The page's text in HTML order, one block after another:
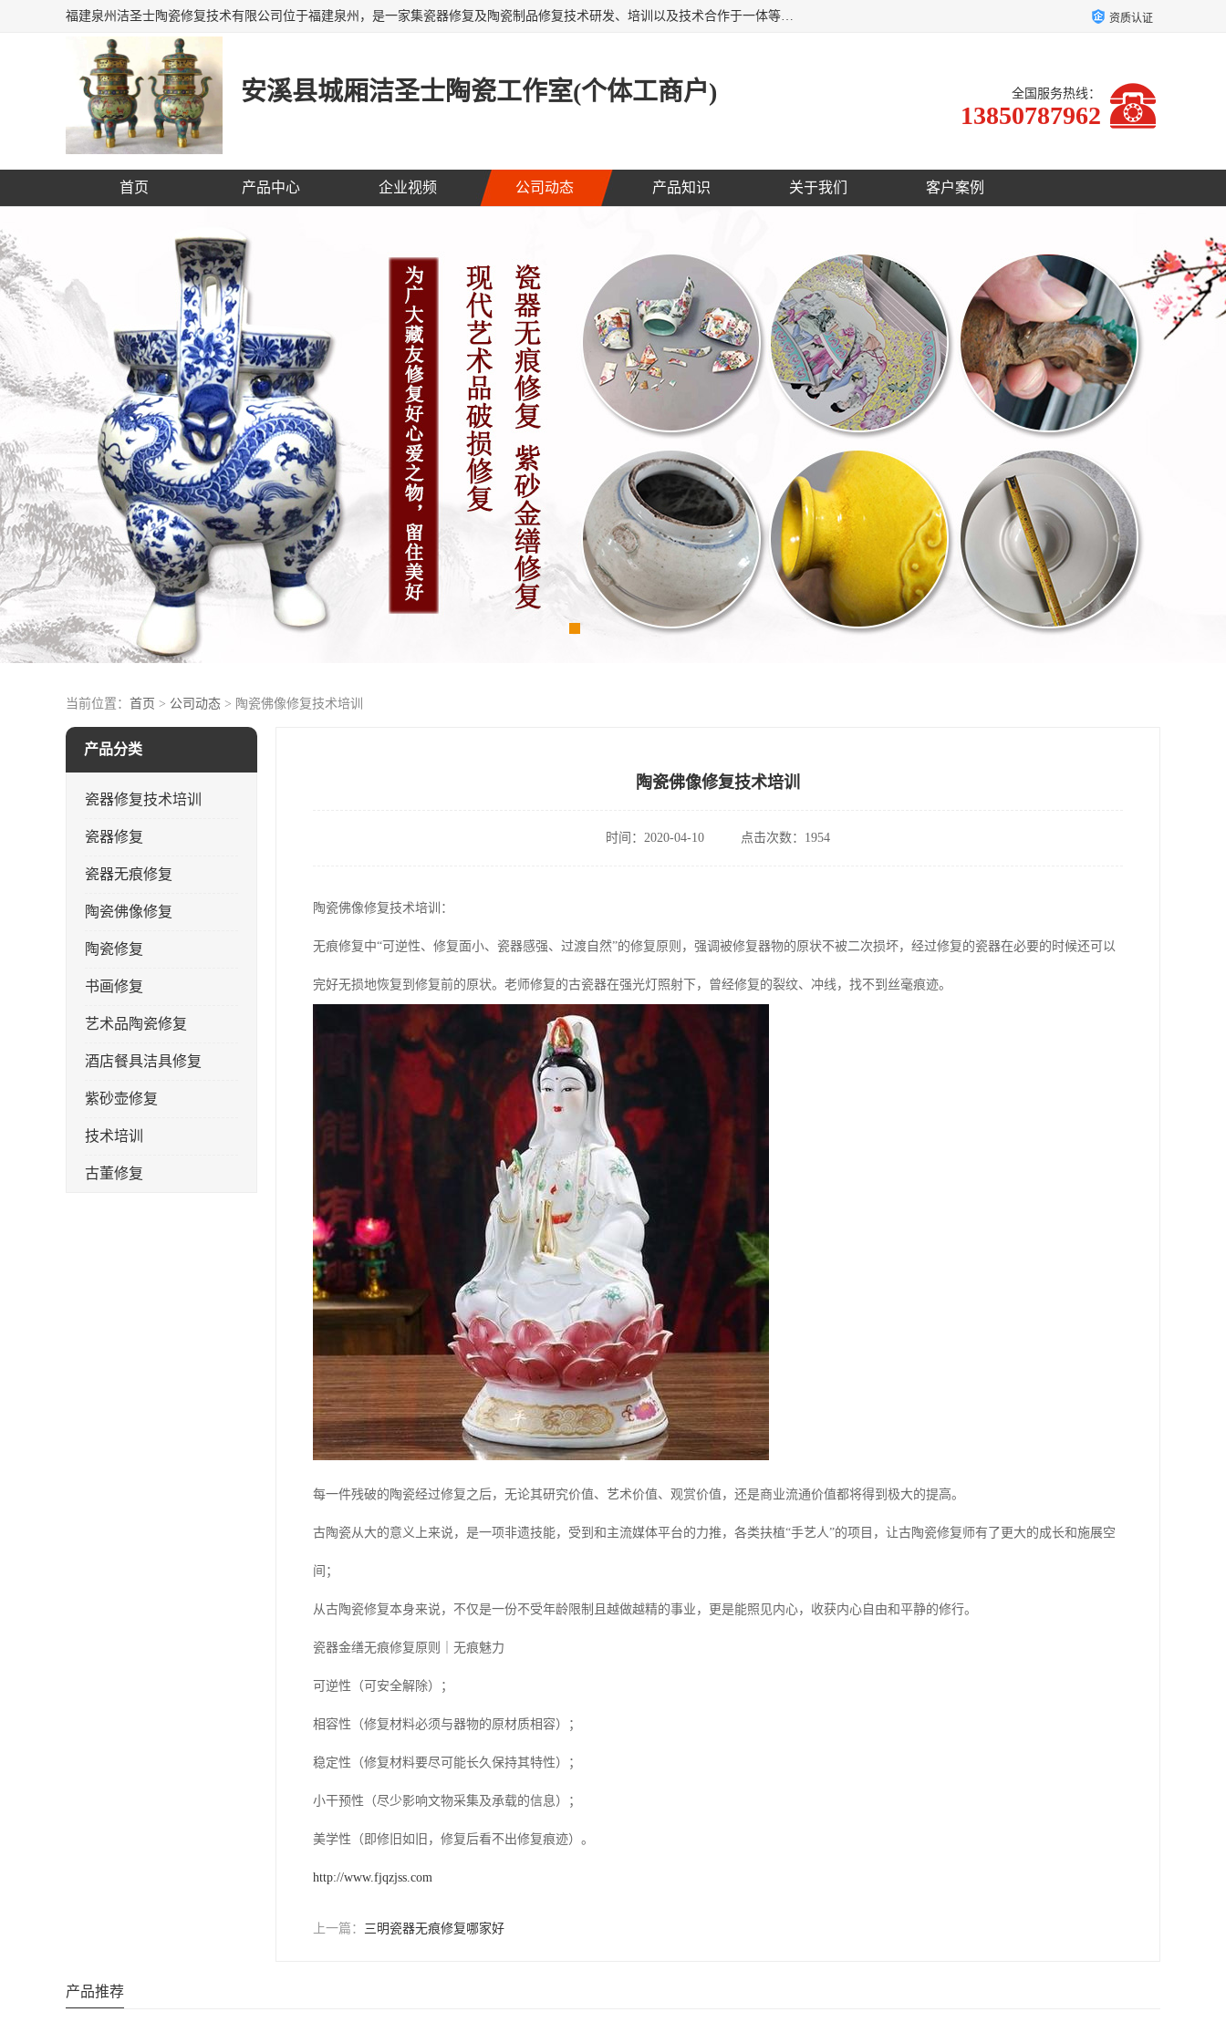
福建泉州洁圣士陶瓷修复技术有限公司位于福建泉州，是一家集瓷器修复及陶瓷制品修复技术研发、培训以及技术合作于一体等专业修复机构，公司主营：瓷器修复，陶瓷修复，瓷器无痕修复，陶瓷佛像修复，瓷器修复技术培训等。 洁圣士以全新的技术修复各种：古陶瓷、花瓶、餐具、工艺品、卫浴、颜色不一的金边、银边、花边，修复后基本无痕迹，修补成本低。丰富的经验为客户提供实用、优质服务！ 资质认证
安溪县城厢洁圣士陶瓷工作室(个体工商户) 全国服务热线：
13850787962
首页 产品中心 企业视频 公司动态 产品知识 关于我们 客户案例
当前位置： 首页 > 公司动态 > 陶瓷佛像修复技术培训
产品分类
瓷器修复技术培训
瓷器修复
瓷器无痕修复
陶瓷佛像修复
陶瓷修复
书画修复
艺术品陶瓷修复
酒店餐具洁具修复
紫砂壶修复
技术培训
古董修复
陶瓷佛像修复技术培训
时间：2020-04-10 点击次数：1954
陶瓷佛像修复技术培训：
无痕修复中“可逆性、修复面小、瓷器感强、过渡自然”的修复原则，强调被修复器物的原状不被二次损坏，经过修复的瓷器在必要的时候还可以
完好无损地恢复到修复前的原状。老师修复的古瓷器在强光灯照射下，曾经修复的裂纹、冲线，找不到丝毫痕迹。
每一件残破的陶瓷经过修复之后，无论其研究价值、艺术价值、观赏价值，还是商业流通价值都将得到极大的提高。
古陶瓷从大的意义上来说，是一项非遗技能，受到和主流媒体平台的力推，各类扶植“手艺人”的项目，让古陶瓷修复师有了更大的成长和施展空
间；
从古陶瓷修复本身来说，不仅是一份不受年龄限制且越做越精的事业，更是能照见内心，收获内心自由和平静的修行。
瓷器金缮无痕修复原则｜无痕魅力
可逆性（可安全解除）；
相容性（修复材料必须与器物的原材质相容）；
稳定性（修复材料要尽可能长久保持其特性）；
小干预性（尽少影响文物采集及承载的信息）；
美学性（即修旧如旧，修复后看不出修复痕迹）。
http://www.fjqzjss.com
上一篇： 三明瓷器无痕修复哪家好
产品推荐